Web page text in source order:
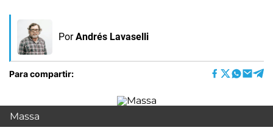
Por Andrés Lavaselli
Para compartir:
Massa